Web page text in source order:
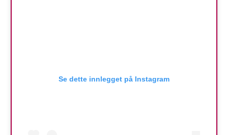
Se dette innlegget på Instagram